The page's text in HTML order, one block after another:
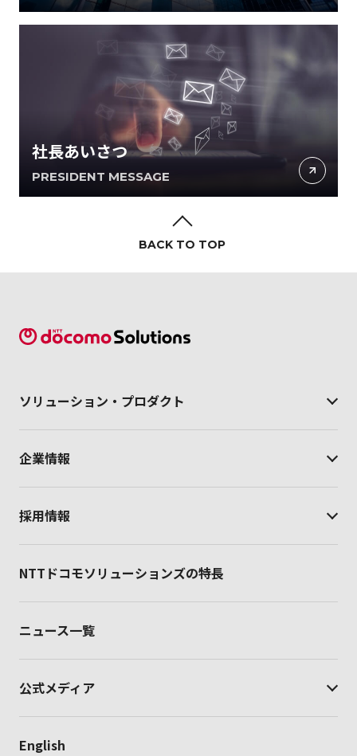
社長あいさつ
PRESIDENT MESSAGE
BACK TO TOP
ソリューション・ プロダクト
企業情報
採用情報
NTTドコモソリューションズの特長
ニュース一覧
公式メディア
English